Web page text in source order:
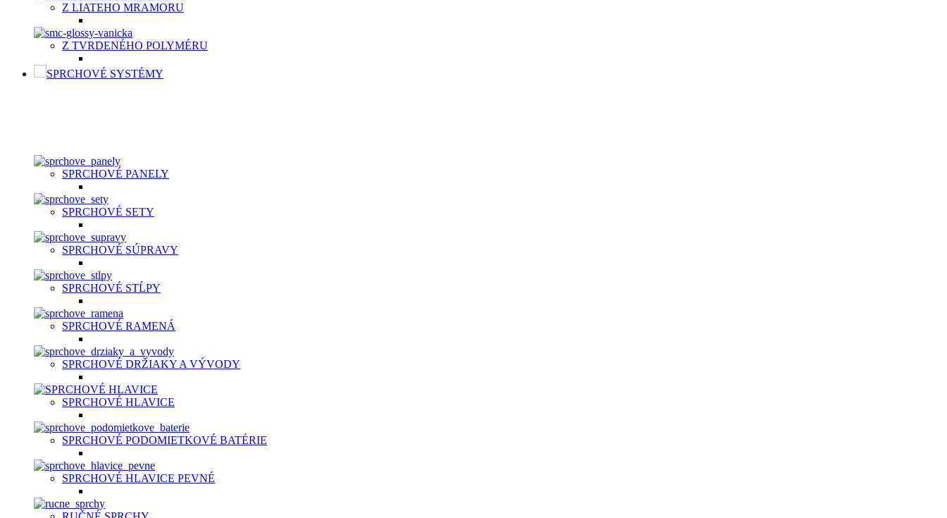
Z LIATEHO MRAMORU
Z TVRDENÉHO POLYMÉRU
SPRCHOVÉ SYSTÉMY
SPRCHOVÉ PANELY
SPRCHOVÉ SETY
SPRCHOVÉ SÚPRAVY
SPRCHOVÉ STĹPY
SPRCHOVÉ RAMENÁ
SPRCHOVÉ DRŽIAKY A VÝVODY
SPRCHOVÉ HLAVICE
SPRCHOVÉ PODOMIETKOVÉ BATÉRIE
SPRCHOVÉ HLAVICE PEVNÉ